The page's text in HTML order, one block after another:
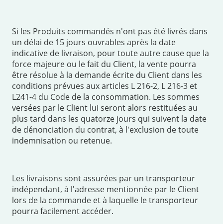
Si les Produits commandés n'ont pas été livrés dans
un délai de 15 jours ouvrables après la date
indicative de livraison, pour toute autre cause que la
force majeure ou le fait du Client, la vente pourra
être résolue à la demande écrite du Client dans les
conditions prévues aux articles L 216-2, L 216-3 et
L241-4 du Code de la consommation. Les sommes
versées par le Client lui seront alors restituées au
plus tard dans les quatorze jours qui suivent la date
de dénonciation du contrat, à l'exclusion de toute
indemnisation ou retenue.
Les livraisons sont assurées par un transporteur
indépendant, à l'adresse mentionnée par le Client
lors de la commande et à laquelle le transporteur
pourra facilement accéder.